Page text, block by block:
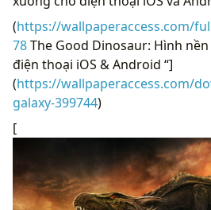
(https://wallpaperaccess.com/
78The Good Dinosaur: Hình
điện thoại iOS & Android “]
(https://wallpaperaccess.com/
galaxy-399744)
[